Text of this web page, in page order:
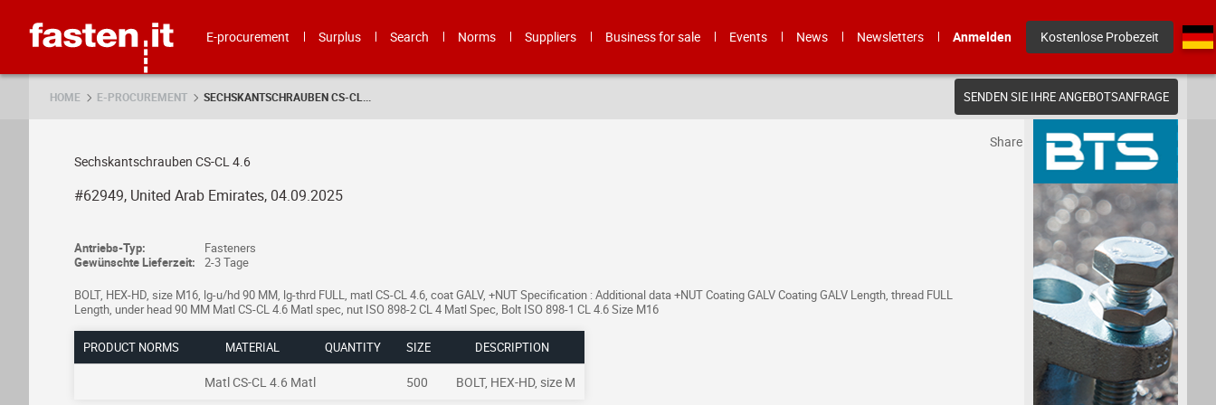
E-procurement Surplus Search Norms Suppliers Business for sale Events News Newsletters Anmelden Kostenlose Probezeit
HOME E-PROCUREMENT SECHSKANTSCHRAUBEN CS-CL... SENDEN SIE IHRE ANGEBOTSANFRAGE
Sechskantschrauben CS-CL 4.6
#62949, United Arab Emirates, 04.09.2025
Antriebs-Typ:
Fasteners
Gewünschte Lieferzeit:
2-3 Tage
BOLT, HEX-HD, size M16, lg-u/hd 90 MM, lg-thrd FULL, matl CS-CL 4.6, coat GALV, +NUT Specification : Additional data +NUT Coating GALV Coating GALV Length, thread FULL
Length, under head 90 MM Matl CS-CL 4.6 Matl spec, nut ISO 898-2 CL 4 Matl Spec, Bolt ISO 898-1 CL 4.6 Size M16
PRODUCT NORMS MATERIAL QUANTITY SIZE DESCRIPTION
Matl CS-CL 4.6 Matl 500 BOLT, HEX-HD, size M
Share